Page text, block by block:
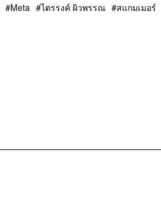
Meta ไตรรงค์ ผิวพรรณ
สแกมเมอร์